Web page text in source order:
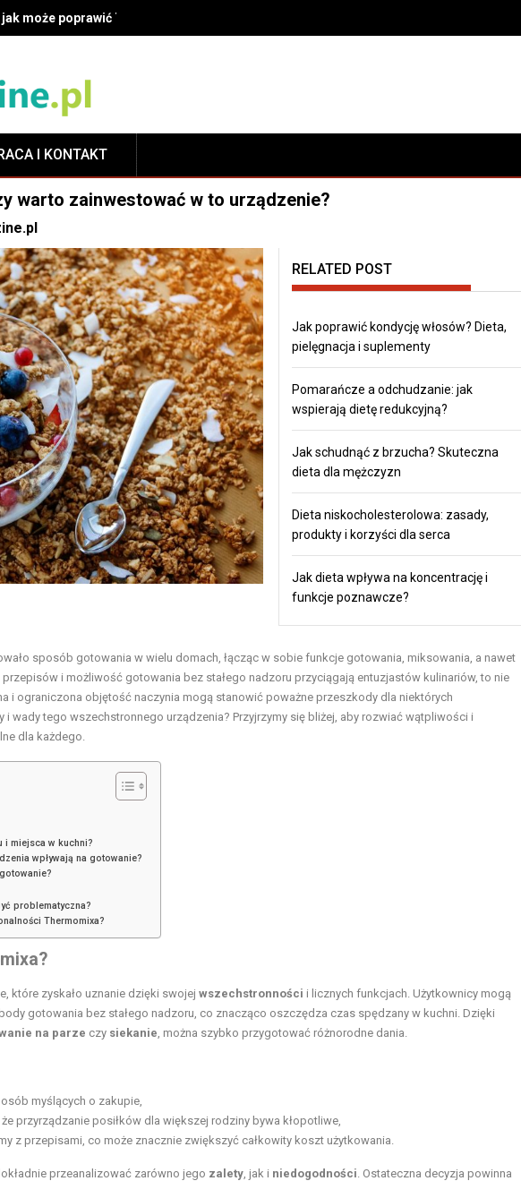
może poprawić Twój uśmiech?
I KONTAKT
warto zainwestować w to urządzenie?
RELATED POST
Jak poprawić kondycję włosów? Dieta,
pielęgnacja i suplementy
Pomarańcze a odchudzanie: jak
wspierają dietę redukcyjną?
Jak schudnąć z brzucha? Skuteczna
dieta dla mężczyzn
Dieta niskocholesterolowa: zasady,
produkty i korzyści dla serca
Jak dieta wpływa na koncentrację i
funkcje poznawcze?
sposób gotowania w wielu domach, łącząc w sobie funkcje gotowania, miksowania, a nawet
i możliwość gotowania bez stałego nadzoru przyciągają entuzjastów kulinariów, to nie
i ograniczona objętość naczynia mogą stanowić poważne przeszkody dla niektórych
wady tego wszechstronnego urządzenia? Przyjrzymy się bliżej, aby rozwiać wątpliwości i
dla każdego.
miejsca w kuchni?
wpływają na gotowanie?
problematyczna?
Thermomixa?
które zyskało uznanie dzięki swojej wszechstronności i licznych funkcjach. Użytkownicy mogą
gotowania bez stałego nadzoru, co znacząco oszczędza czas spędzany w kuchni. Dzięki
na parze czy siekanie , można szybko przygotować różnorodne dania.
myślących o zakupie,
przyrządzanie posiłków dla większej rodziny bywa kłopotliwe,
z przepisami, co może znacznie zwiększyć całkowity koszt użytkowania.
przeanalizować zarówno jego zalety , jak i niedogodności . Ostateczna decyzja powinna